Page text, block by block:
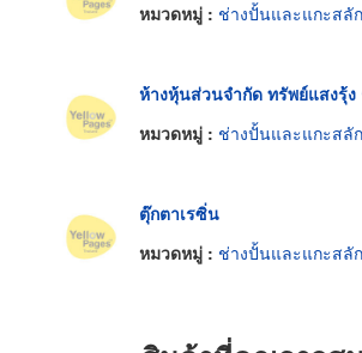
หมวดหมู่ : ช่างปั้นและแกะสลัก
ห้างหุ้นส่วนจำกัด ทรัพย์แสงรุ้ง
หมวดหมู่ : ช่างปั้นและแกะสลัก
ตุ๊กตาเรซิ่น
หมวดหมู่ : ช่างปั้นและแกะสลัก